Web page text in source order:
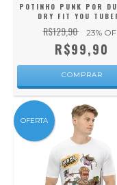
POTINHO PUNK POR
DRY FIT YOU
R$129,90 23%
R$99,90
COMPRAR
OFERTA